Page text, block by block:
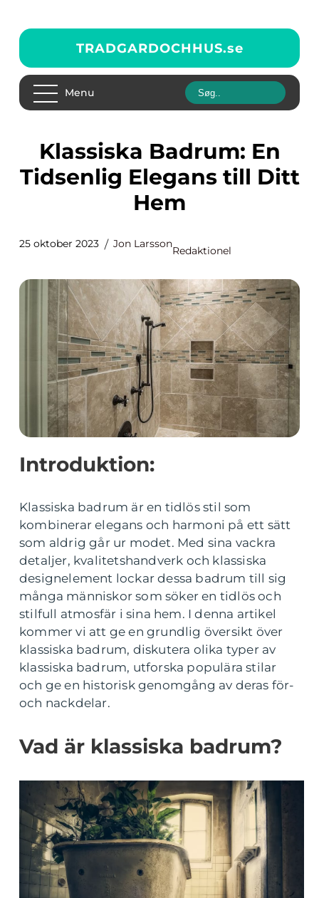
TRADGARDOCHHUS.se
Menu
Klassiska Badrum: En
Tidsenlig Elegans till Ditt
Hem
25 oktober 2023 Jon Larsson
Redaktionel
Introduktion:
Klassiska badrum är en tidlös stil som
kombinerar elegans och harmoni på ett sätt
som aldrig går ur modet. Med sina vackra
detaljer, kvalitetshandverk och klassiska
designelement lockar dessa badrum till sig
många människor som söker en tidlös och
stilfull atmosfär i sina hem. I denna artikel
kommer vi att ge en grundlig översikt över
klassiska badrum, diskutera olika typer av
klassiska badrum, utforska populära stilar
och ge en historisk genomgång av deras för-
och nackdelar.
Vad är klassiska badrum?